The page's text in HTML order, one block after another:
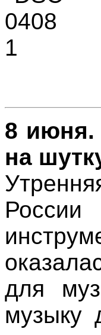
8 июня.
на
для
музыку